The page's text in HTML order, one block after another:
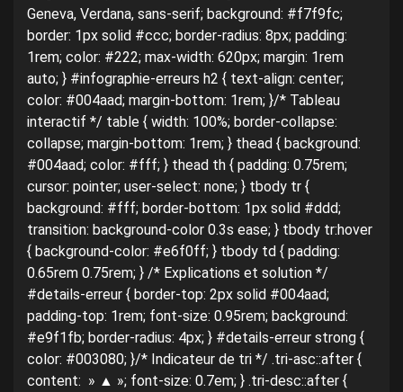
Geneva, Verdana, sans-serif; background: #f7f9fc;
border: 1px solid #ccc; border-radius: 8px; padding:
1rem; color: #222; max-width: 620px; margin: 1rem
auto; } #infographie-erreurs h2 { text-align: center;
color: #004aad; margin-bottom: 1rem; }/* Tableau
interactif */ table { width: 100%; border-collapse:
collapse; margin-bottom: 1rem; } thead { background:
#004aad; color: #fff; } thead th { padding: 0.75rem;
cursor: pointer; user-select: none; } tbody tr {
background: #fff; border-bottom: 1px solid #ddd;
transition: background-color 0.3s ease; } tbody tr:hover
{ background-color: #e6f0ff; } tbody td { padding:
0.65rem 0.75rem; } /* Explications et solution */
#details-erreur { border-top: 2px solid #004aad;
padding-top: 1rem; font-size: 0.95rem; background:
#e9f1fb; border-radius: 4px; } #details-erreur strong {
color: #003080; }/* Indicateur de tri */ .tri-asc::after {
content: » ▲ »; font-size: 0.7em; } .tri-desc::after {